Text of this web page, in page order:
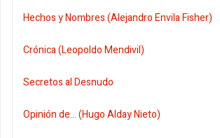
Hechos y Nombres (Alejandro Envila Fisher)
Crónica (Leopoldo Mendivil)
Secretos al Desnudo
Opinión de... (Hugo Alday Nieto)